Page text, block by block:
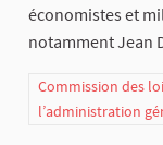
économistes et
notamment Jean
Commission des
l’administration